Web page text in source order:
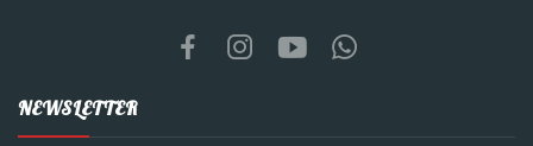
NEWSLETTER